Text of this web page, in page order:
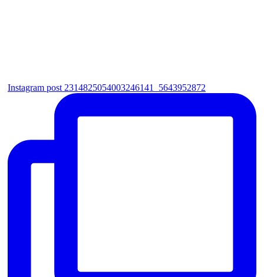
Instagram post 2314825054003246141_5643952872